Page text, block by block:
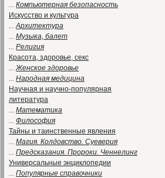
... Компьютерная безопасность
Искусство и культура
...Архитектура
... Музыка, балет
... Религия
Красота, здоровье, секс
...Женское здоровье
... Народная медицина
Научная и научно-популярная
литература
... Математика
... Философия
Тайны и таинственные явления
... Магия. Колдовство. Суеверия
... Предсказания. Пророки. Ченнелинг
Универсальные энциклопедии
... Популярные справочники